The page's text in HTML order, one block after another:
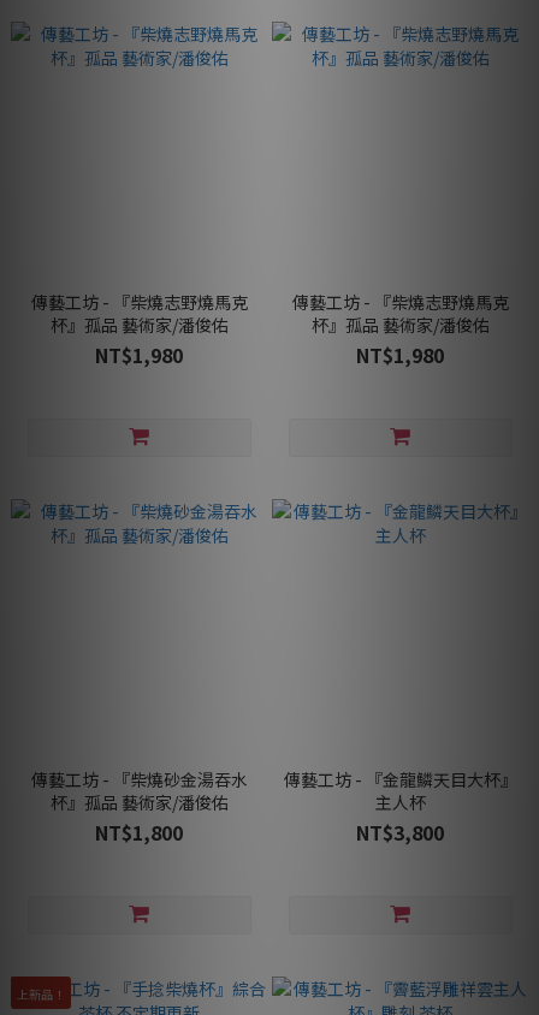
傳藝工坊 - 『柴燒志野燒馬克
杯』孤品 藝術家/潘俊佑
NT$1,980
傳藝工坊 - 『柴燒志野燒馬克
杯』孤品 藝術家/潘俊佑
NT$1,980
傳藝工坊 - 『柴燒砂金湯吞水
杯』孤品 藝術家/潘俊佑
NT$1,800
傳藝工坊 - 『金龍鱗天目大杯』
主人杯
NT$3,800
上新品！